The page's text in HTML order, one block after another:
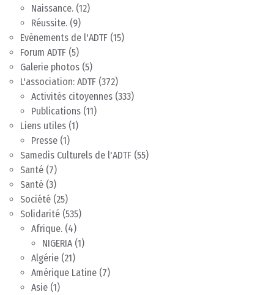
Naissance. (12)
Réussite. (9)
Evènements de l'ADTF (15)
Forum ADTF (5)
Galerie photos (5)
L'association: ADTF (372)
Activités citoyennes (333)
Publications (11)
Liens utiles (1)
Presse (1)
Samedis Culturels de l'ADTF (55)
Santé (7)
Santé (3)
Société (25)
Solidarité (535)
Afrique. (4)
NIGERIA(1)
Algérie (21)
Amérique Latine (7)
Asie (1)